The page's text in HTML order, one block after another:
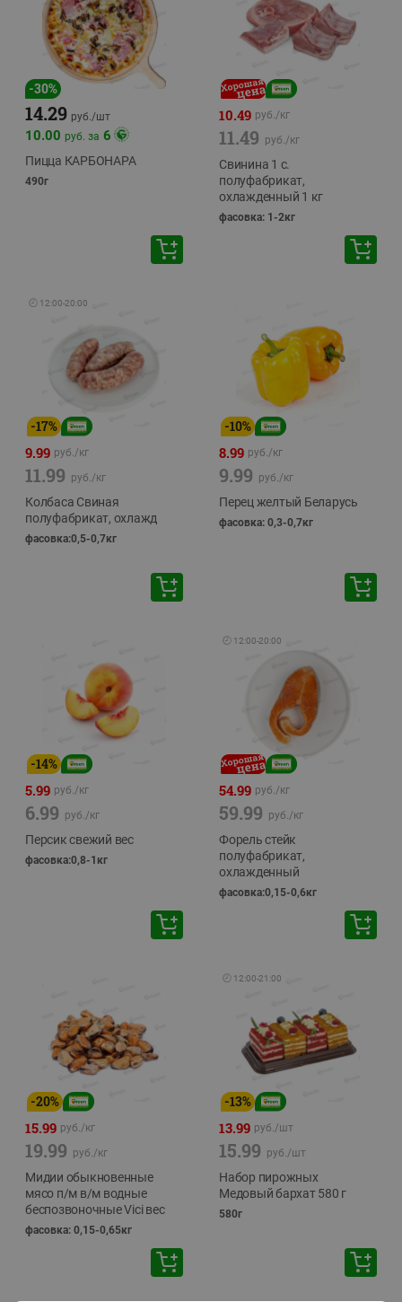
-30%
14.29 руб./шт
10.00 руб. за 6
Пицца КАРБОНАРА
490г
10.49 руб./кг
11.49 руб./кг
Свинина 1 с.
полуфабрикат,
охлажденный 1 кг
фасовка: 1-2кг
🕘 12:00-20:00
-17%
9.99 руб./кг
11.99 руб./кг
Колбаса Свиная
полуфабрикат, охлажд
фасовка:0,5-0,7кг
-10%
8.99 руб./кг
9.99 руб./кг
Перец желтый Беларусь
фасовка: 0,3-0,7кг
-14%
5.99 руб./кг
6.99 руб./кг
Персик свежий вес
фасовка:0,8-1кг
🕘 12:00-20:00
54.99 руб./кг
59.99 руб./кг
Форель стейк
полуфабрикат,
охлажденный
фасовка:0,15-0,6кг
-20%
15.99 руб./кг
19.99 руб./кг
Мидии обыкновенные
мясо п/м в/м водные
беспозвоночные Vici вес
фасовка: 0,15-0,65кг
🕘 12:00-21:00
-13%
13.99 руб./шт
15.99 руб./шт
Набор пирожных
Медовый бархат 580 г
580г